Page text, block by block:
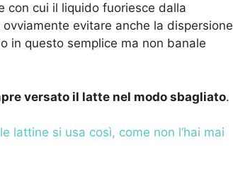
con cui il liquido fuoriesce dalla
evitare anche la dispersione
in questo semplice ma non banale
versato il latte nel modo sbagliato.
lattine si usa così, come non l’hai mai